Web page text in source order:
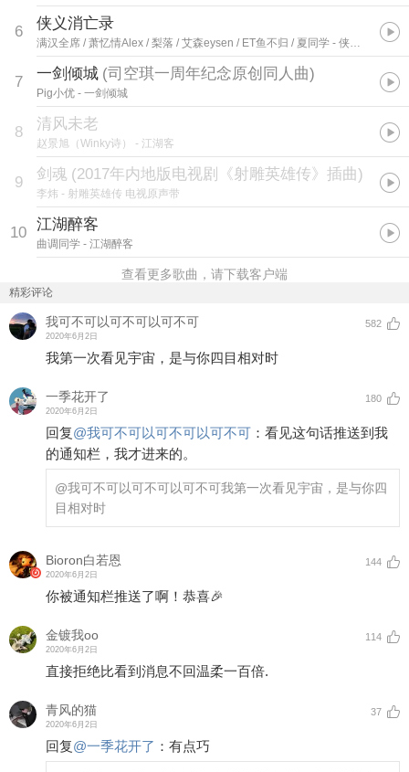
6 侠义消亡录
满汉全席 / 萧忆情Alex / 梨落 / 艾森eysen / ET鱼不归 / 夏同学 - 侠义消亡录
7 一剑倾城 (司空琪一周年纪念原创同人曲)
Pig小优 - 一剑倾城
8 清风未老
赵景旭（Winky诗） - 江湖客
9 剑魂 (2017年内地版电视剧《射雕英雄传》插曲)
李炜 - 射雕英雄传 电视原声带
10 江湖醉客
曲调同学 - 江湖醉客
查看更多歌曲，请下载客户端
精彩评论
我可不可以可不可以可不可
2020年6月2日
582
我第一次看见宇宙，是与你四目相对时
一季花开了
2020年6月2日
180
回复@我可不可以可不可以可不可 ： 看见这句话推送到我
的通知栏，我才进来的。
@我可不可以可不可以可不可我第一次看见宇宙，是与你四
目相对时
Bioron白若恩
2020年6月2日
144
你被通知栏推送了啊！恭喜🎉
金镀我oo
2020年6月2日
114
直接拒绝比看到消息不回温柔一百倍.
青风的猫
2020年6月2日
37
回复@一季花开了 ： 有点巧